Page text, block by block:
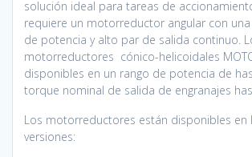
solución ideal para tareas de
requiere un motorreductor angular con
de potencia y alto par de salida continuo.
motorreductores cónico-helicoidales
disponibles en un rango de potencia de
torque nominal de salida de engranajes
Los motorreductores están disponibles en
versiones: